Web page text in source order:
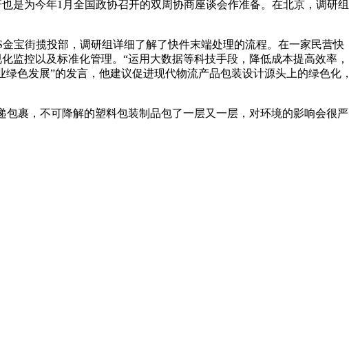
是为今年1月全国政协召开的双周协商座谈会作准备。在北京，调研组
宝街揽投部，调研组详细了解了快件末端处理的流程。在一家民营快
控以及标准化管理。“运用大数据等科技手段，降低成本提高效率，
色发展”的发言，他建议促进现代物流产品包装设计源头上的绿色化，
裹，不可降解的塑料包装制品包了一层又一层，对环境的影响会很严